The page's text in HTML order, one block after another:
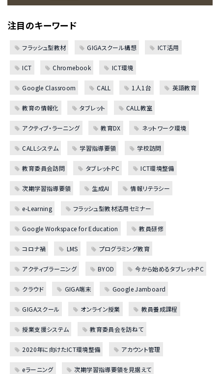
注目のキーワード
フラッシュ型教材 GIGAスクール構想 ICT活用
ICT Chromebook ICT環境
Google Classroom CALL 1人1台 英語教育
教育の情報化 タブレット CALL教室
アクティブ・ラーニング 教育DX ネットワーク環境
CALLシステム 学習指導要領 学校訪問
教育委員会訪問 タブレットPC ICT環境整備
次期学習指導要領 生成AI 情報リテラシー
e-Learning フラッシュ型教材活用セミナー
Google Workspace for Education 教員研修
コロナ禍 LMS プログラミング教育
アクティブラーニング BYOD 今から始めるタブレットPC
クラウド GIGA端末 Google Jamboard
GIGAスクール オンライン授業 教員養成課程
授業支援システム 教育委員会を訪ねて
2020年に向けたICT環境整備 アカウント管理
eラーニング 次期学習指導要領を見据えて